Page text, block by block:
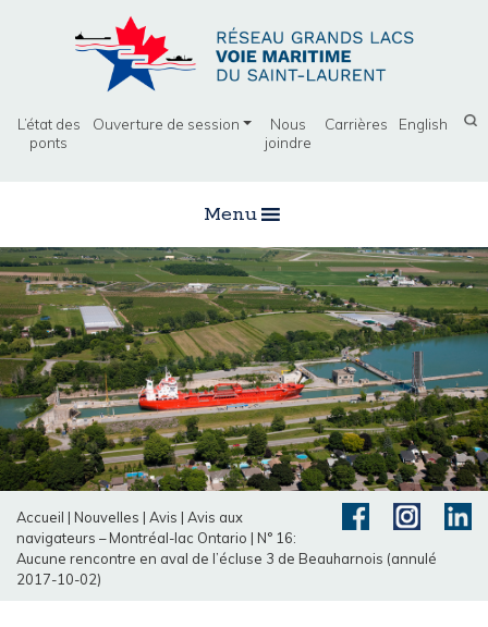
L’état des
ponts
Ouverture de session
Nous
joindre
Carrières English
Menu
Accueil | Nouvelles | Avis | Avis aux
navigateurs – Montréal-lac Ontario | N° 16:
Aucune rencontre en aval de l’écluse 3 de Beauharnois (annulé
2017-10-02)